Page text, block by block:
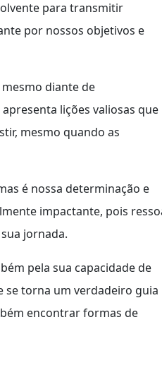
para transmitir
por nossos objetivos e
diante de
lições valiosas que
mesmo quando as
é nossa determinação e
impactante, pois
jornada.
pela sua capacidade de
se torna um verdadeiro guia
encontrar formas de